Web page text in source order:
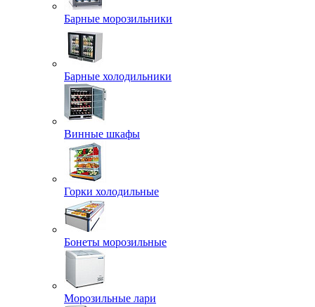
Барные морозильники
Барные холодильники
Винные шкафы
Горки холодильные
Бонеты морозильные
Морозильные лари